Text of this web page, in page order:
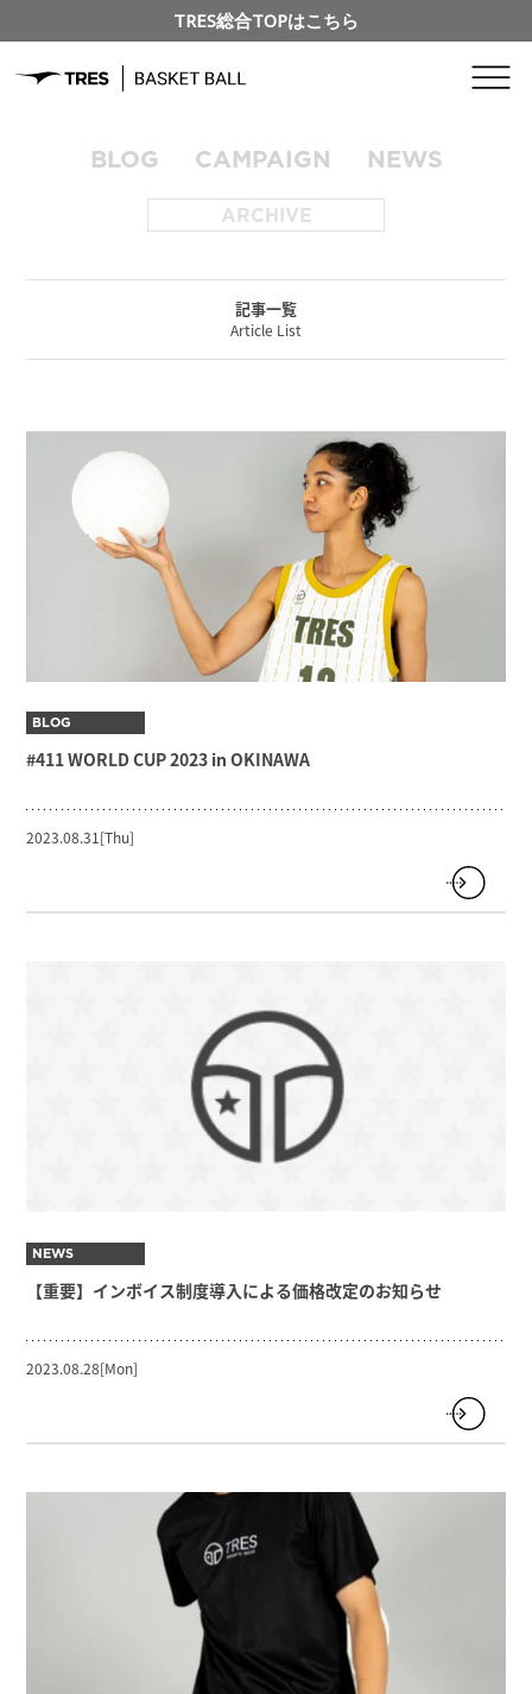
TRES総合TOPはこちら
BLOG CAMPAIGN NEWS
ARCHIVE
記事一覧
Article List
BLOG
#411 WORLD CUP 2023 in OKINAWA
2023.08.31[Thu]
NEWS
【重要】インボイス制度導入による価格改定のお知らせ
2023.08.28[Mon]